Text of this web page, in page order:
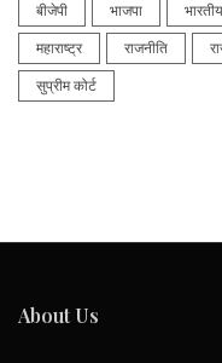
बीजेपी भाजपा
महाराष्ट्र राजनीति
सुप्रीम कोर्ट
About Us